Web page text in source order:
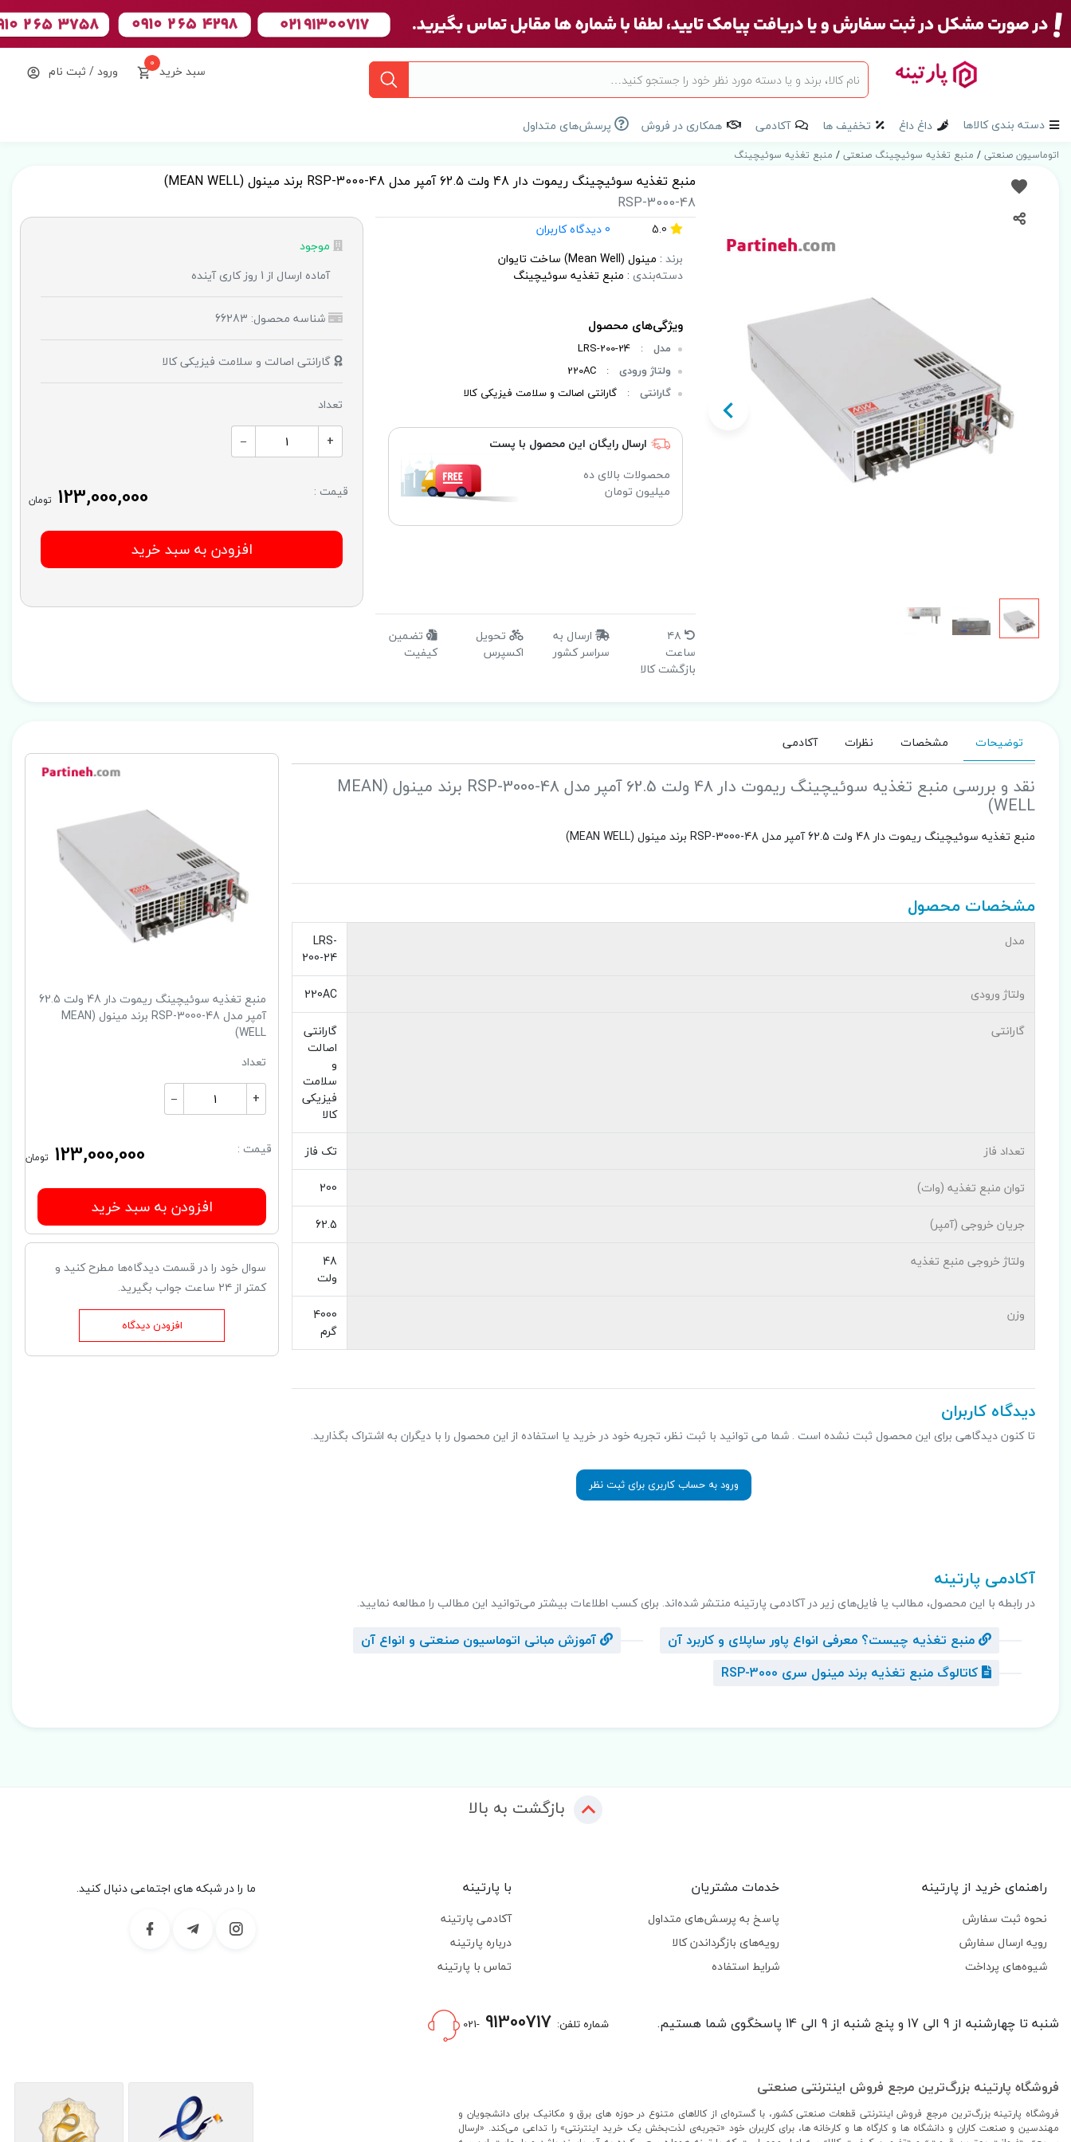
ورود / ثبت نام سبد خرید 0
دسته بندی کالاها داغ داغ تخفیف ها آکادمی همکاری در فروش پرسش‌های متداول
اتوماسیون صنعتی/ منبع تغذیه سوئیچینگ صنعتی/ منبع تغذیه سوئیچینگ
منبع تغذیه سوئیچینگ ریموت دار 48 ولت 62.5 آمپر مدل RSP-3000-48 برند مینول (MEAN WELL)
RSP-3000-48
0 دیدگاه کاربران
برند : مینول (Mean Well) ساخت تایوان
دسته‌بندی : منبع تغذیه سوئیچینگ
مدل :
LRS-200-24
ولتاژ ورودی
:
220AC
گارانتی
: گارانتی اصالت و سلامت فیزیکی کالا
ارسال رایگان این محصول با پست
محصولات بالای ده
میلیون تومان
موجود
آماده ارسال از 1 روز کاری آینده
شناسه محصول: 66283
گارانتی اصالت و سلامت فیزیکی کالا
تعداد
+
–
قیمت : 123,000,000 تومان
افزودن به سبد خرید
۴۸
ساعت
بازگشت کالا
ارسال به
سراسر کشور
تحویل
اکسپرس
تضمین
کیفیت
توضیحات مشخصات نظرات آکادمی
نقد و بررسی منبع تغذیه سوئیچینگ ریموت دار 48 ولت 62.5 آمپر مدل RSP-3000-48 برند مینول (MEAN
WELL)
منبع تغذیه سوئیچینگ ریموت دار 48 ولت 62.5 آمپر مدل RSP-3000-48 برند مینول (MEAN WELL)
مشخصات محصول
مدل
LRS-
200-24
ولتاژ ورودی
220AC
گارانتی
گارانتی
اصالت
و
سلامت
فیزیکی
کالا
تعداد فاز
تک فاز
توان منبع تغذیه (وات)
200
جریان خروجی (آمپر)
62.5
ولتاژ خروجی منبع تغذیه
48
ولت
وزن
4000
گرم
دیدگاه کاربران
تا کنون دیدگاهی برای این محصول ثبت نشده است . شما می توانید با ثبت نظر، تجربه خود در خرید یا استفاده از این محصول را با دیگران به اشتراک بگذارید.
ورود به حساب کاربری برای ثبت نظر
آکادمی پارتینه
در رابطه با این محصول، مطالب یا فایل‌های زیر در آکادمی پارتینه منتشر شده‌اند. برای کسب اطلاعات بیشتر می‌توانید این مطالب را مطالعه نمایید.
منبع تغذیه چیست؟ معرفی انواع پاور ساپلای و کاربرد آن
آموزش مبانی اتوماسیون صنعتی و انواع آن
کاتالوگ منبع تغذیه برند مینول سری RSP-3000
منبع تغذیه سوئیچینگ ریموت دار 48 ولت 62.5
آمپر مدل RSP-3000-48 برند مینول (MEAN
WELL)
تعداد
+
–
قیمت : 123,000,000 تومان
افزودن به سبد خرید
سوال خود را در قسمت دیدگاه‌ها مطرح کنید و
کمتر از ۲۴ ساعت جواب بگیرید.
افزودن دیدگاه
بازگشت به بالا
راهنمای خرید از پارتینه
نحوه ثبت سفارش
رویه ارسال سفارش
شیوه‌های پرداخت
خدمات مشتریان
پاسخ به پرسش‌های متداول
رویه‌های بازگرداندن کالا
شرایط استفاده
با پارتینه
آکادمی پارتینه
درباره پارتینه
تماس با پارتینه
ما را در شبکه های اجتماعی دنبال کنید.
شنبه تا چهارشنبه از 9 الی 17 و پنج شنبه از 9 الی 14 پاسخگوی شما هستیم. شماره تلفن: -021
فروشگاه پارتینه بزرگ‌ترین مرجع فروش اینترنتی صنعتی
فروشگاه پارتینه بزرگ‌ترین مرجع فروش اینترنتی قطعات صنعتی کشور، با گستره‌ای از کالاهای متنوع در حوزه های برق و مکانیک برای دانشجویان و
مهندسین و صنعت کاران و دانشگاه ها و کارگاه ها و کارخانه ها، برای کاربران خود «تجربه‌ی لذت‌بخش یک خرید اینترنتی» را تداعی می‌کند. «ارسال